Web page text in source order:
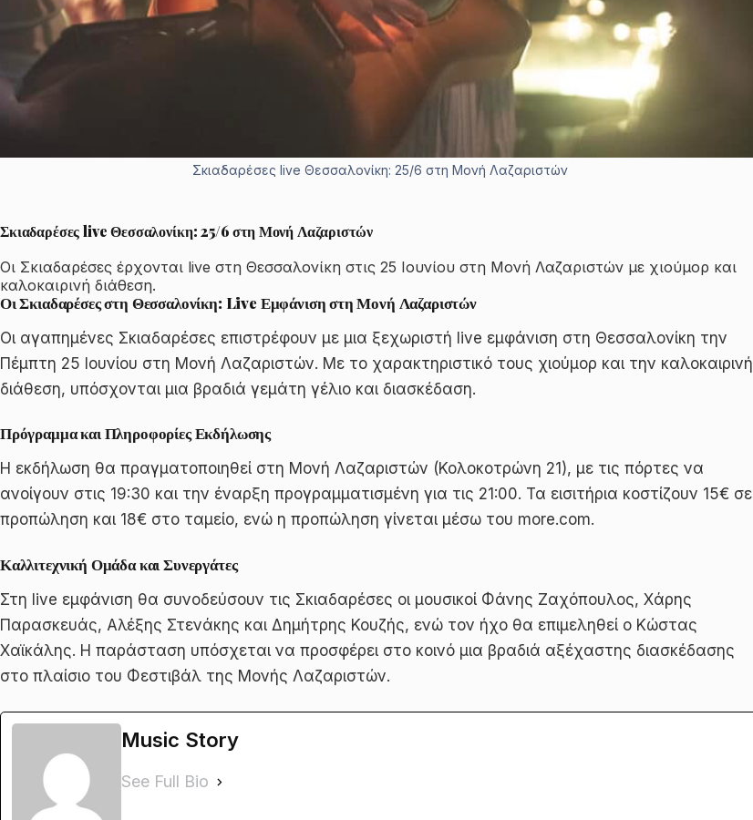
Σκιαδαρέσες live Θεσσαλονίκη: 25/6 στη Μονή Λαζαριστών
Σκιαδαρέσες live Θεσσαλονίκη: 25/6 στη Μονή Λαζαριστών
Οι Σκιαδαρέσες έρχονται live στη Θεσσαλονίκη στις 25 Ιουνίου στη Μονή Λαζαριστών με χιούμορ και
καλοκαιρινή διάθεση.
Οι Σκιαδαρέσες στη Θεσσαλονίκη: Live Εμφάνιση στη Μονή Λαζαριστών
Οι αγαπημένες Σκιαδαρέσες επιστρέφουν με μια ξεχωριστή live εμφάνιση στη Θεσσαλονίκη την
Πέμπτη 25 Ιουνίου στη Μονή Λαζαριστών. Με το χαρακτηριστικό τους χιούμορ και την καλοκαιρινή
διάθεση, υπόσχονται μια βραδιά γεμάτη γέλιο και διασκέδαση.
Πρόγραμμα και Πληροφορίες Εκδήλωσης
Η εκδήλωση θα πραγματοποιηθεί στη Μονή Λαζαριστών (Κολοκοτρώνη 21), με τις πόρτες να
ανοίγουν στις 19:30 και την έναρξη προγραμματισμένη για τις 21:00. Τα εισιτήρια κοστίζουν 15€ σε
προπώληση και 18€ στο ταμείο, ενώ η προπώληση γίνεται μέσω του more.com.
Καλλιτεχνική Ομάδα και Συνεργάτες
Στη live εμφάνιση θα συνοδεύσουν τις Σκιαδαρέσες οι μουσικοί Φάνης Ζαχόπουλος, Χάρης
Παρασκευάς, Αλέξης Στενάκης και Δημήτρης Κουζής, ενώ τον ήχο θα επιμεληθεί ο Κώστας
Χαϊκάλης. Η παράσταση υπόσχεται να προσφέρει στο κοινό μια βραδιά αξέχαστης διασκέδασης
στο πλαίσιο του Φεστιβάλ της Μονής Λαζαριστών.
Music Story
See Full Bio